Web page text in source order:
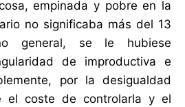
empinada y pobre en la
no significaba más del 13
general, se le hubiese
de improductiva e
por la desigualdad
el coste de controlarla y el